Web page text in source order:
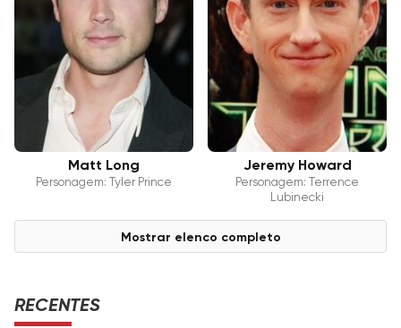
Matt Long
Personagem: Tyler Prince
Jeremy Howard
Personagem: Terrence
Lubinecki
Mostrar elenco completo
RECENTES